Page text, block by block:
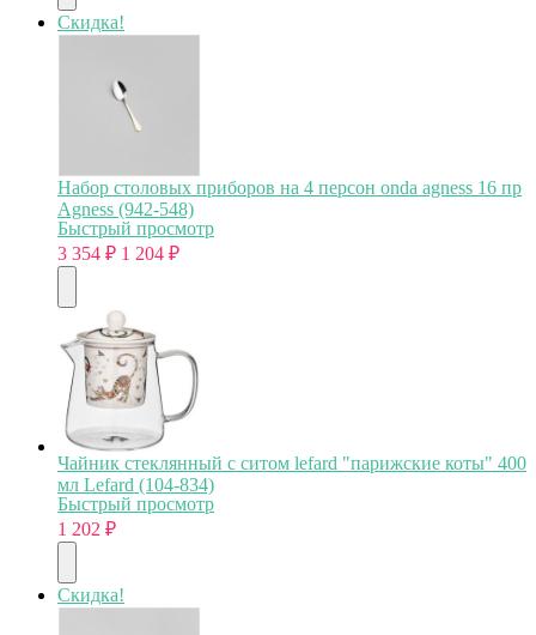
Скидка!
Набор столовых приборов на 4 персон onda agness 16 пр
Agness (942-548)
Быстрый просмотр
3 354 ₽ 1 204 ₽
Чайник стеклянный с ситом lefard "парижские коты" 400
мл Lefard (104-834)
Быстрый просмотр
1 202 ₽
Скидка!